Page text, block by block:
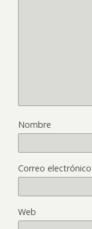
Nombre
Correo electrónico
Web